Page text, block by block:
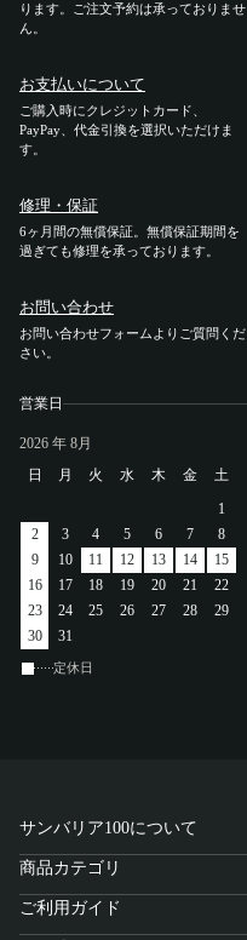
ります。ご注文予約は承っておりませ
ん。
お支払いについて
ご購入時にクレジットカード、
PayPay、代金引換を選択いただけま
す。
修理・保証
6ヶ月間の無償保証。無償保証期間を
過ぎても修理を承っております。
お問い合わせ
お問い合わせフォームよりご質問くだ
さい。
営業日
2026 年 8月
日
月 火 水 木 金
土
1
2
3 4 5 6 7
8
9
10 11 12 13 14
15
16
17 18 19 20 21
22
23
24 25 26 27 28
29
30
31
定休日
サンバリア100について
商品カテゴリ
ご利用ガイド